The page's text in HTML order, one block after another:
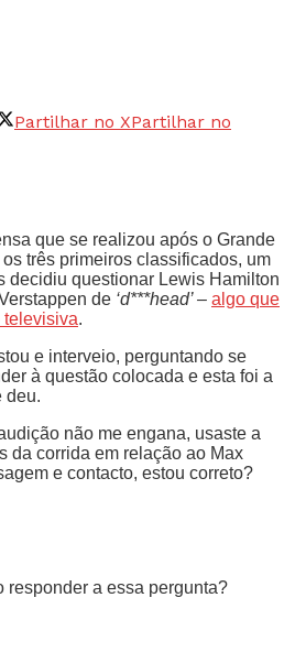
Partilhar no XPartilhar no
que se realizou após o Grande
três primeiros classificados, um
decidiu questionar Lewis Hamilton
de ‘d***head’ – algo que
televisiva.
e interveio, perguntando se
à questão colocada e esta foi a
deu.
não me engana, usaste a
da corrida em relação ao Max
e contacto, estou correto?
responder a essa pergunta?